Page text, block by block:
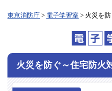
東京消防庁 > 電子学習室 > 火災を
火災を防ぐ ～住宅防火